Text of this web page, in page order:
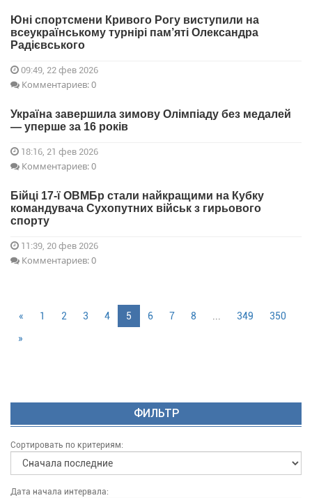
Юні спортсмени Кривого Рогу виступили на
всеукраїнському турнірі пам’яті Олександра
Радієвського
09:49, 22 фев 2026
Комментариев: 0
Україна завершила зимову Олімпіаду без медалей
— уперше за 16 років
18:16, 21 фев 2026
Комментариев: 0
Бійці 17-ї ОВМБр стали найкращими на Кубку
командувача Сухопутних військ з гирьового
спорту
11:39, 20 фев 2026
Комментариев: 0
« 1 2 3 4 5 6 7 8 ... 349
350
»
ФИЛЬТР
Сортировать по критериям:
Дата начала интервала: